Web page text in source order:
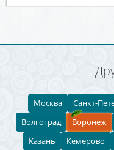
Москва Санкт-
Волгоград
Воронеж
Казань
Кемерово